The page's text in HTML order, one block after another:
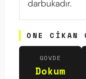
darbukadır.
ONE CIKAN
GOVDE
Dokum